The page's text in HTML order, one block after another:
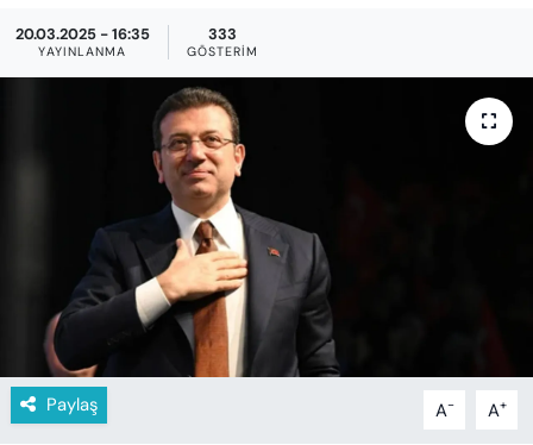
20.03.2025 - 16:35
YAYINLANMA
333
GÖSTERIM
Paylaş A- A+
SAĞLIK
SPOR
KÜLTÜR-SANAT
MAGAZİN
ÖZEL HABER
YAZAR KÖŞESİ
SİYASET